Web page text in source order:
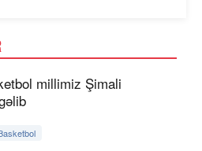
millimiz Şimali